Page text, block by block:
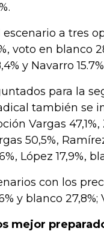
a tres
voto en blanco
y Navarro
para la
también se
Vargas
50,5%,
López 17,9%,
con los
y blanco 27,8%;
mejor